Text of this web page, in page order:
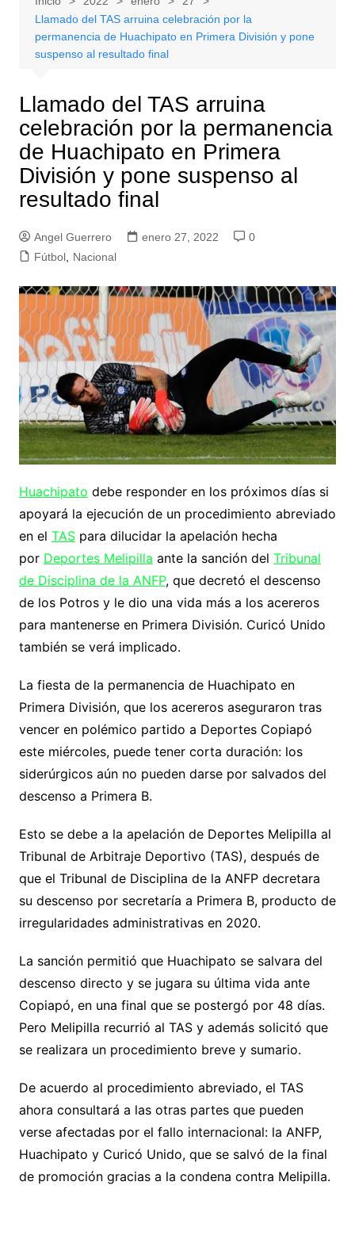
Llamado del TAS arruina celebración por la
permanencia de Huachipato en Primera División y pone
suspenso al resultado final
Llamado del TAS arruina
celebración por la permanencia
de Huachipato en Primera
División y pone suspenso al
resultado final
Angel Guerrero enero 27, 2022
0
Fútbol, Nacional
Huachipato debe responder en los próximos días si
apoyará la ejecución de un procedimiento abreviado
en el TASpara dilucidar la apelación hecha
por Deportes Melipilla ante la sanción del Tribunal
de Disciplina de la ANFP, que decretó el descenso
de los Potros y le dio una vida más a los acereros
para mantenerse en Primera División. Curicó Unido
también se verá implicado.
La fiesta de la permanencia de Huachipato en
Primera División, que los acereros aseguraron tras
vencer en polémico partido a Deportes Copiapó
este miércoles, puede tener corta duración: los
siderúrgicos aún no pueden darse por salvados del
descenso a Primera B.
Esto se debe a la apelación de Deportes Melipilla al
Tribunal de Arbitraje Deportivo (TAS), después de
que el Tribunal de Disciplina de la ANFP decretara
su descenso por secretaría a Primera B, producto de
irregularidades administrativas en 2020.
La sanción permitió que Huachipato se salvara del
descenso directo y se jugara su última vida ante
Copiapó, en una final que se postergó por 48 días.
Pero Melipilla recurrió al TAS y además solicitó que
se realizara un procedimiento breve y sumario.
De acuerdo al procedimiento abreviado, el TAS
ahora consultará a las otras partes que pueden
verse afectadas por el fallo internacional: la ANFP,
Huachipato y Curicó Unido, que se salvó de la final
de promoción gracias a la condena contra Melipilla.